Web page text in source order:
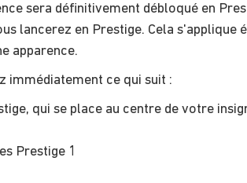
sera définitivement débloqué en
lancerez en Prestige. Cela
apparence.
immédiatement ce qui suit :
qui se place au centre de votre
Prestige 1